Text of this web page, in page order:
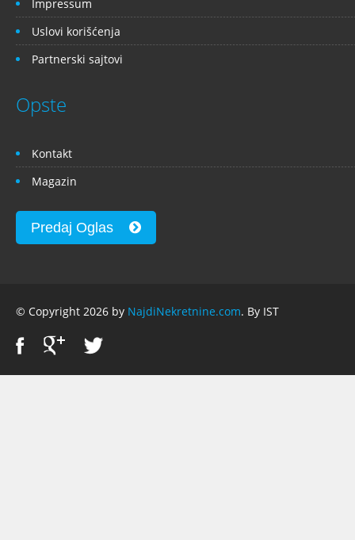
Impressum
Uslovi korišćenja
Partnerski sajtovi
Opste
Kontakt
Magazin
Predaj Oglas
© Copyright 2026 by NajdiNekretnine.com. By IST